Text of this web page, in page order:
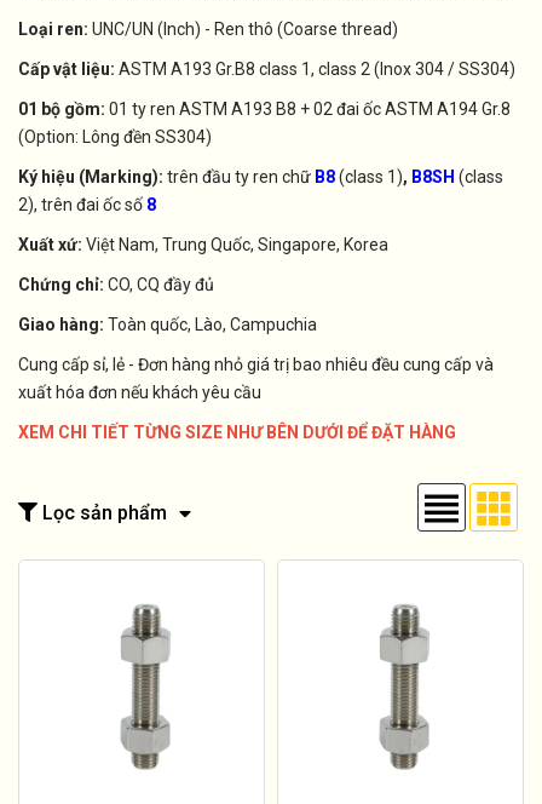
Loại ren: UNC/UN (Inch) - Ren thô (Coarse thread)
Cấp vật liệu: ASTM A193 Gr.B8 class 1, class 2 (Inox 304 / SS304)
01 bộ gồm: 01 ty ren ASTM A193 B8 + 02 đai ốc ASTM A194 Gr.8
(Option: Lông đền SS304)
Ký hiệu (Marking): trên đầu ty ren chữ B8(class 1), B8SH (class
2), trên đai ốc số 8
Xuất xứ: Việt Nam, Trung Quốc, Singapore, Korea
Chứng chỉ: CO, CQ đầy đủ
Giao hàng: Toàn quốc, Lào, Campuchia
Cung cấp sỉ, lẻ - Đơn hàng nhỏ giá trị bao nhiêu đều cung cấp và
xuất hóa đơn nếu khách yêu cầu
XEM CHI TIẾT TỪNG SIZE NHƯ BÊN DƯỚI ĐỂ ĐẶT HÀNG
Lọc sản phẩm